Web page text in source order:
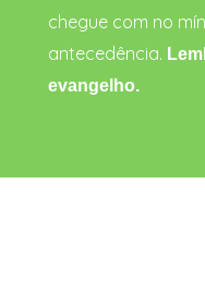
chegue com no
antecedência.
evangelho.